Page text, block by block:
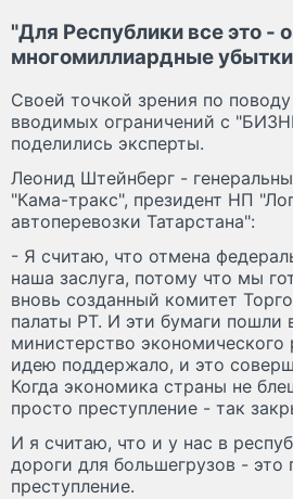
"Для Республики все это -
многомиллиардные
Своей точкой зрения по
вводимых ограничений с
поделились эксперты.
Леонид Штейнберг -
"Кама-тракс", президент НП
автоперевозки Татарстана":
- Я считаю, что отмена
наша заслуга, потому что мы
вновь созданный комитет
палаты РТ. И эти бумаги пошли
министерство
идею поддержало, и это
Когда экономика страны не
просто преступление - так
И я считаю, что и у нас в
дороги для большегрузов - это
преступление.